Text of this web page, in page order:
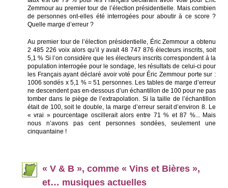
Zemmour au premier tour de l’élection présidentielle. Mais combien
de personnes ont-elles été interrogées pour aboutir à ce score ?
Quelle marge d’erreur ?
Au premier tour de l’élection présidentielle, Éric Zemmour a obtenu
2 485 226 voix alors qu’il y avait 48 747 876 électeurs inscrits, soit
5,1 % Si l’on considère que les électeurs inscrits correspondent à la
population interrogée pour le sondage, les résultats de celui-ci pour
les Français ayant déclaré avoir voté pour Éric Zemmour porte sur :
1006 sondés x 5,1 % = 51 personnes. Les tables de marge d’erreur
ne descendent pas en-dessous d’un échantillon de 100 pour ne pas
tomber dans le piège de l’extrapolation. Si la taille de l’échantillon
était de 100, soit le double, la marge d’erreur serait d’environ 8. Le
« vrai » pourcentage oscillerait alors entre 71 % et 87 %... Mais
nous n’avons pas cent personnes sondées, seulement une
cinquantaine !
« V & B », comme « Vins et Bières »,
et… musiques actuelles